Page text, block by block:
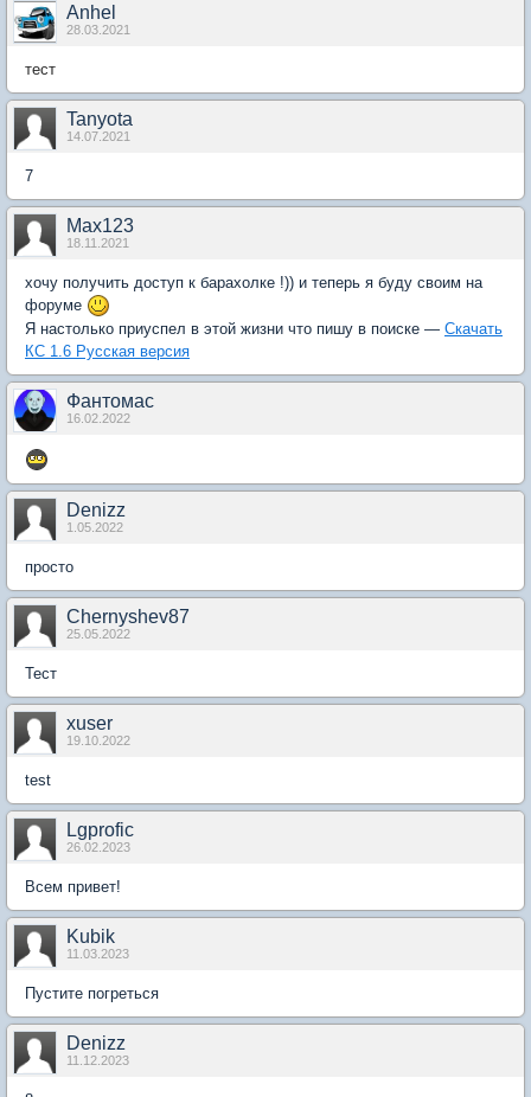
Anhel
28.03.2021
тест
Tanyota
14.07.2021
7
Max123
18.11.2021
хочу получить доступ к барахолке !)) и теперь я буду своим на
форуме
Я настолько приуспел в этой жизни что пишу в поиске — Скачать
КС 1.6 Русская версия
Фантомас
16.02.2022
Denizz
1.05.2022
просто
Chernyshev87
25.05.2022
Тест
xuser
19.10.2022
test
Lgprofic
26.02.2023
Всем привет!
Kubik
11.03.2023
Пустите погреться
Denizz
11.12.2023